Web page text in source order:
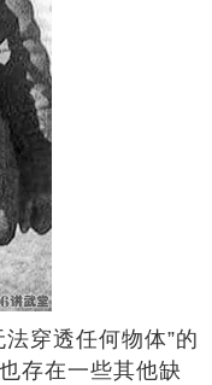
穿透任何物体”的
存在一些其他缺